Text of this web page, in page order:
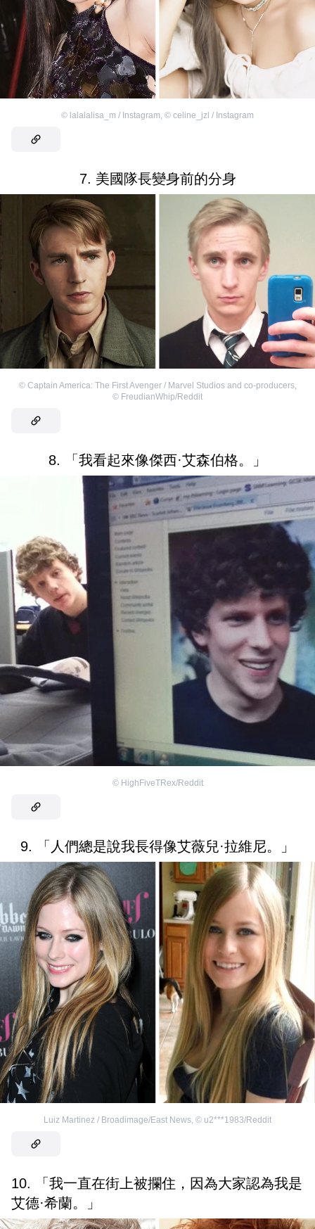
© lalalalisa_m / Instagram, © celine_jzl / Instagram
7. 美國隊長變身前的分身
© Captain America: The First Avenger / Marvel Studios and co-producers,
© FreudianWhip/Reddit
8. 「我看起來像傑西·艾森伯格。」
© HighFiveTRex/Reddit
9. 「人們總是說我長得像艾薇兒·拉維尼。」
Luiz Martinez / Broadimage/East News © u2***1983/Reddit
10. 「我一直在街上被攔住，因為大家認為我是
艾德·希蘭。」